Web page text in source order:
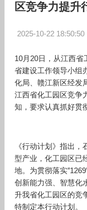
区竞争力提升
2025-10-22 18:50:50
10月20日，从江西省
省建设工作领导小组
化局、赣江新区经发
江西省化工园区竞争
知，要求认真抓好贯
《行动计划》指出
型产业，化工园区已
地。为贯彻落实
创新能力强、智慧化
升我省化工园区的竞
特制定本行动计划。